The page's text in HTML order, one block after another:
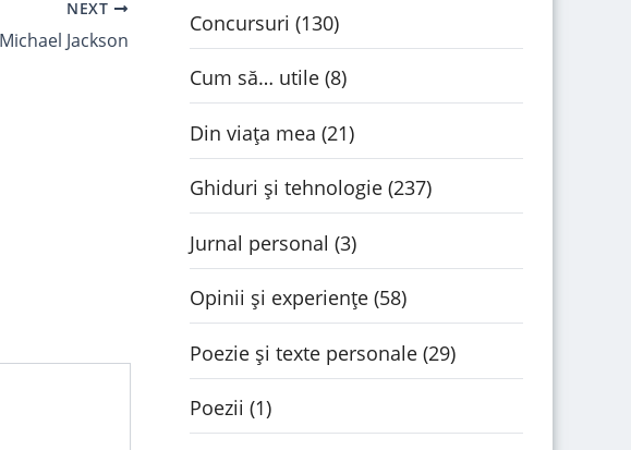
NEXT
Michael Jackson
Concursuri (130)
Cum să… utile (8)
Din viața mea (21)
Ghiduri și tehnologie (237)
Jurnal personal (3)
Opinii și experiențe (58)
Poezie și texte personale (29)
Poezii (1)